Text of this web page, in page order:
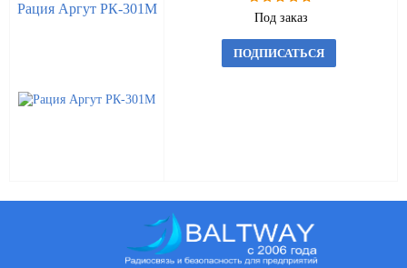
Рация Аргут РК-301М
Под заказ
ПОДПИСАТЬСЯ